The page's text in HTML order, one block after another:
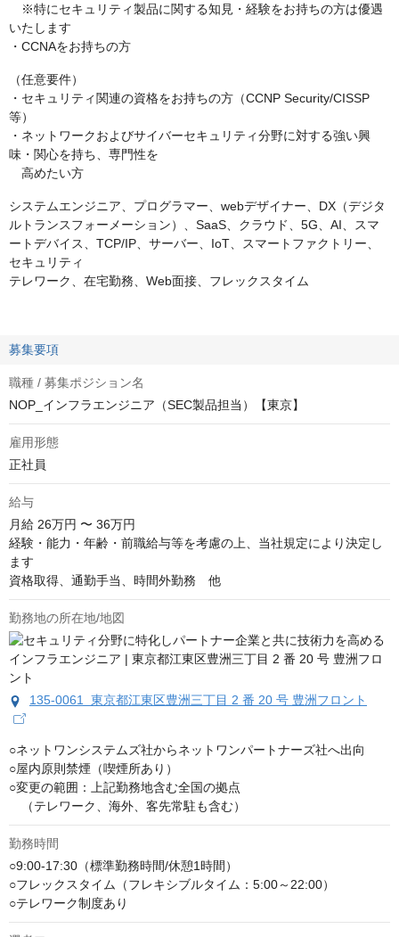
※特にセキュリティ製品に関する知見・経験をお持ちの方は優遇
いたします
・CCNAをお持ちの方
（任意要件）
・セキュリティ関連の資格をお持ちの方（CCNP Security/CISSP
等）
・ネットワークおよびサイバーセキュリティ分野に対する強い興
味・関心を持ち、専門性を
高めたい方
システムエンジニア、プログラマー、webデザイナー、DX（デジタ
ルトランスフォーメーション）、SaaS、クラウド、5G、AI、スマ
ートデバイス、TCP/IP、サーバー、IoT、スマートファクトリー、
セキュリティ
テレワーク、在宅勤務、Web面接、フレックスタイム
募集要項
職種 / 募集ポジション名
NOP_インフラエンジニア（SEC製品担当）【東京】
雇用形態
正社員
給与
月給 26万円 〜 36万円
経験・能力・年齢・前職給与等を考慮の上、当社規定により決定し
ます
資格取得、通勤手当、時間外勤務　他
勤務地の所在地/地図
135-0061 東京都江東区豊洲三丁目 2 番 20 号 豊洲フロント
○ネットワンシステムズ社からネットワンパートナーズ社へ出向
○屋内原則禁煙（喫煙所あり）
○変更の範囲：上記勤務地含む全国の拠点
（テレワーク、海外、客先常駐も含む）
勤務時間
○9:00-17:30（標準勤務時間/休憩1時間）
○フレックスタイム（フレキシブルタイム：5:00～22:00）
○テレワーク制度あり